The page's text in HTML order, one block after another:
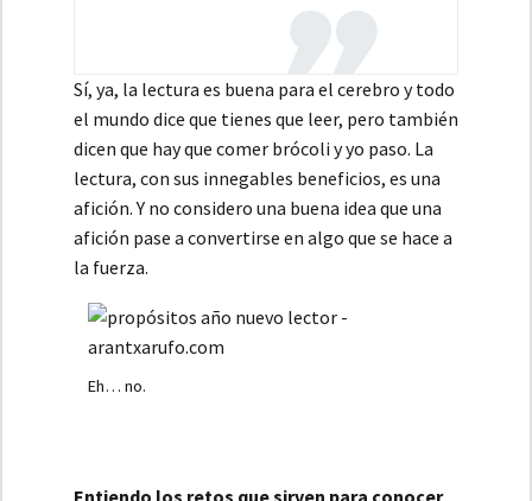
Sí, ya, la lectura es buena para el cerebro y todo
el mundo dice que tienes que leer, pero también
dicen que hay que comer brócoli y yo paso. La
lectura, con sus innegables beneficios, es una
afición. Y no considero una buena idea que una
afición pase a convertirse en algo que se hace a
la fuerza.
Eh… no.